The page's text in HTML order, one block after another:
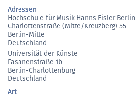
Adressen
Hochschule für Musik Hanns Eisler Berlin
Charlottenstraße (Mitte/Kreuzberg) 55
Berlin-Mitte
Deutschland
Universität der Künste
Fasanenstraße 1b
Berlin-Charlottenburg
Deutschland
Art